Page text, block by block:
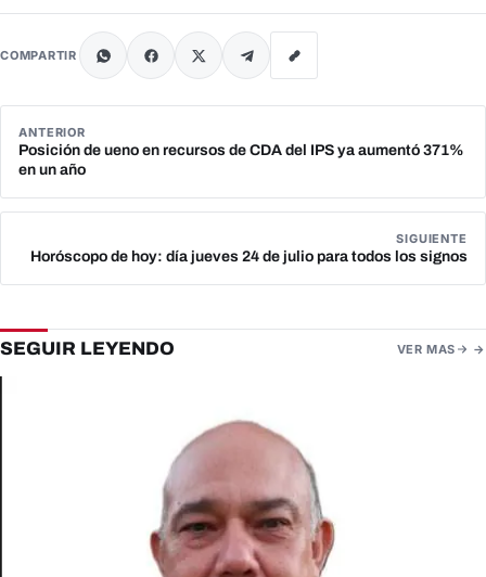
COMPARTIR
ANTERIOR
Posición de ueno en recursos de CDA del IPS ya aumentó 371%
en un año
SIGUIENTE
Horóscopo de hoy: día jueves 24 de julio para todos los signos
SEGUIR LEYENDO VER MAS